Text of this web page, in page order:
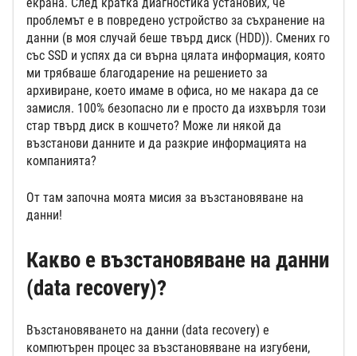
проблемът е в повредено устройство за съхранение на
данни (в моя случай беше твърд диск (HDD)). Смених го
със SSD и успях да си върна цялата информация, която
ми трябваше благодарение на решението за
архивиране, което имаме в офиса, но ме накара да се
замисля. 100% безопасно ли е просто да изхвърля този
стар твърд диск в кошчето? Може ли някой да
възстанови данните и да разкрие информацията на
компанията?
От там започна моята мисия за възстановяване на
данни!
Какво е възстановяване на данни
(data recovery)?
Възстановяването на данни (data recovery) е
компютърен процес за възстановяване на изгубени,